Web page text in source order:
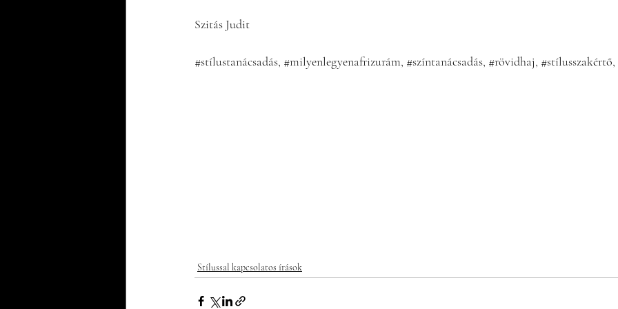
Szitás Judit
#stílustanácsadás, #milyenlegyenafrizurám, #színtanácsadás, #rövidhaj, #stílusszakértő,
Stílussal kapcsolatos írások